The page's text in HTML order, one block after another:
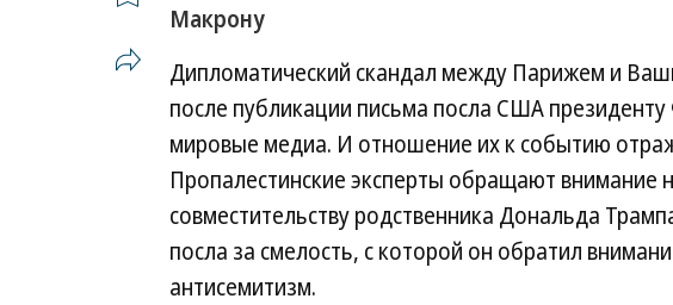
Макрону
Дипломатический скандал между Парижем и
после публикации письма посла США
мировые медиа. И отношение их к событию
Пропалестинские эксперты обращают внимание
совместительству родственника Дональда
посла за смелость, с которой он обратил
антисемитизм.